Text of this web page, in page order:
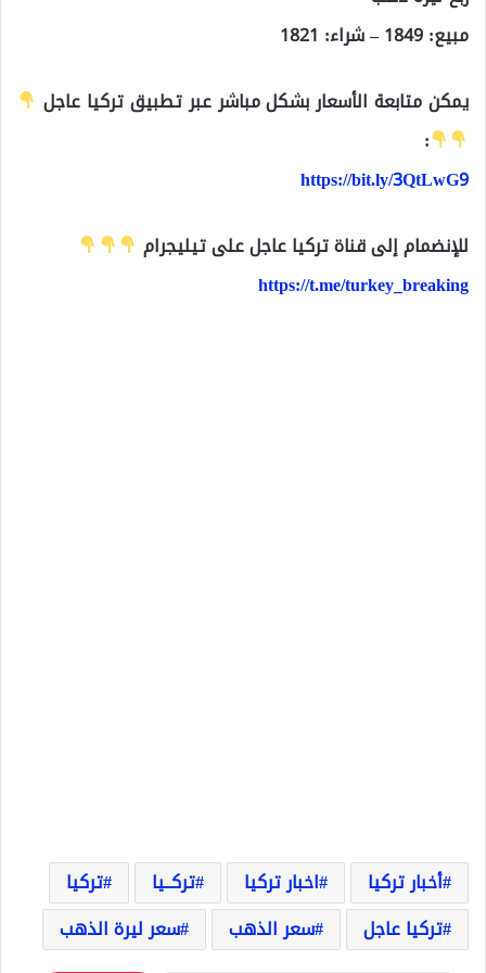
مبيع: 1849 – شراء: 1821
يمكن متابعة الأسعار بشكل مباشر عبر تطبيق تركيا عاجل
:
https://bit.ly/3QtLwG9
للإنضمام إلى قناة تركيا عاجل على تيليجرام
https://t.me/turkey_breaking
أخبار تركيا اخبار تركيا تركــيا
تركيا
تركيا عاجل
سعر الذهب سعر ليرة الذهب